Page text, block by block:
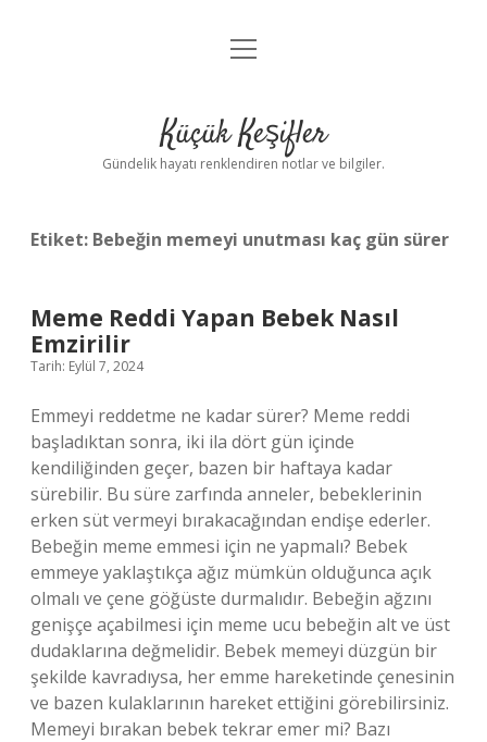
Anasayfa
Yasal Uyarı
menüyü
Küçük Keşifler
Gündelik hayatı renklendiren notlar ve bilgiler.
Etiket: Bebeğin memeyi unutması kaç gün sürer
Meme Reddi Yapan Bebek Nasıl
Emzirilir
Tarih: Eylül 7, 2024
Emmeyi reddetme ne kadar sürer? Meme reddi
başladıktan sonra, iki ila dört gün içinde
kendiliğinden geçer, bazen bir haftaya kadar
sürebilir. Bu süre zarfında anneler, bebeklerinin
erken süt vermeyi bırakacağından endişe ederler.
Bebeğin meme emmesi için ne yapmalı? Bebek
emmeye yaklaştıkça ağız mümkün olduğunca açık
olmalı ve çene göğüste durmalıdır. Bebeğin ağzını
genişçe açabilmesi için meme ucu bebeğin alt ve üst
dudaklarına değmelidir. Bebek memeyi düzgün bir
şekilde kavradıysa, her emme hareketinde çenesinin
ve bazen kulaklarının hareket ettiğini görebilirsiniz.
Memeyi bırakan bebek tekrar emer mi? Bazı